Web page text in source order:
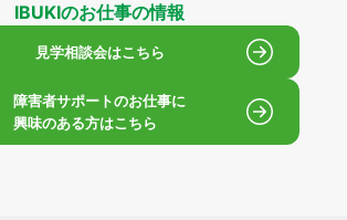
IBUKIのお仕事の情報
見学相談会はこちら
障害者サポートのお仕事に
興味のある方はこちら